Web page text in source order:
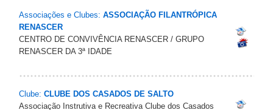
Associações e Clubes: ASSOCIAÇÃO FILANTRÓPICA
RENASCER
CENTRO DE CONVIVÊNCIA RENASCER / GRUPO
RENASCER DA 3ª IDADE
Clube: CLUBE DOS CASADOS DE SALTO
Associação Instrutiva e Recreativa Clube dos Casados